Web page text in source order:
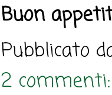
Buon
Pubblicato
2